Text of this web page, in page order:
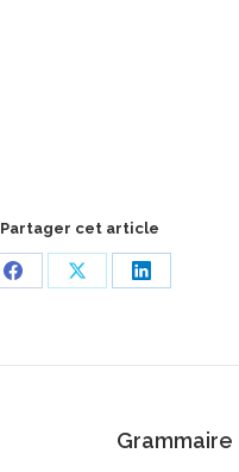
Partager cet article
Share
Share
Share
Onglet